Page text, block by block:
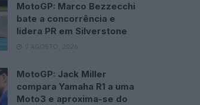
MotoGP: Marco Bezzecchi
bate a concorrência e
lidera PR em Silverstone
7 AGOSTO, 2026
MotoGP: Jack Miller
compara Yamaha R1 a uma
Moto3 e aproxima-se do